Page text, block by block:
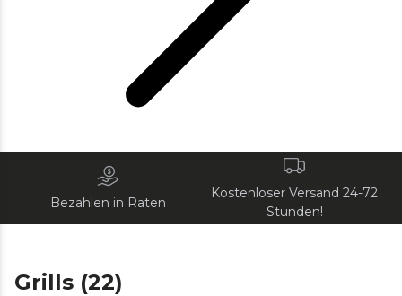
Bezahlen in Raten
Kostenloser Versand 24-72
Stunden!
Grills (22)